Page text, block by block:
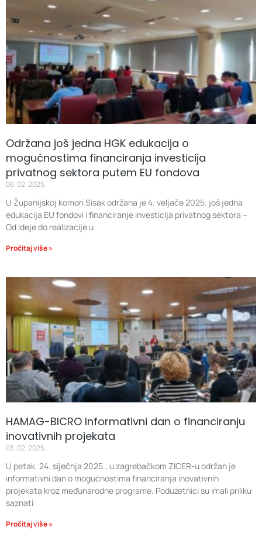
Održana još jedna HGK edukacija o
mogućnostima financiranja investicija
privatnog sektora putem EU fondova
06. 02. 2025.
U Županijskoj komori Sisak održana je 4. veljače 2025. još jedna
edukacija EU fondovi i financiranje investicija privatnog sektora –
Od ideje do realizacije u
Pročitaj više »
HAMAG-BICRO Informativni dan o financiranju
inovativnih projekata
03. 02. 2025.
U petak, 24. siječnja 2025., u zagrebačkom ZICER-u održan je
informativni dan o mogućnostima financiranja inovativnih
projekata kroz međunarodne programe. Poduzetnici su imali priliku
saznati
Pročitaj više »